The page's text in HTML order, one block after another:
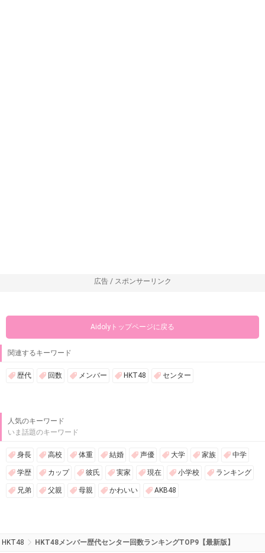
広告 / スポンサーリンク
Aidolyトップページに戻る
関連するキーワード
歴代 回数 メンバー HKT48 センター
人気のキーワード
いま話題のキーワード
身長 高校 体重 結婚 声優 大学 家族 中学
学歴 カップ 彼氏 実家 現在 小学校 ランキング
兄弟 父親 母親 かわいい AKB48
HKT48 HKT48メンバー歴代センター回数ランキングTOP9【最新版】